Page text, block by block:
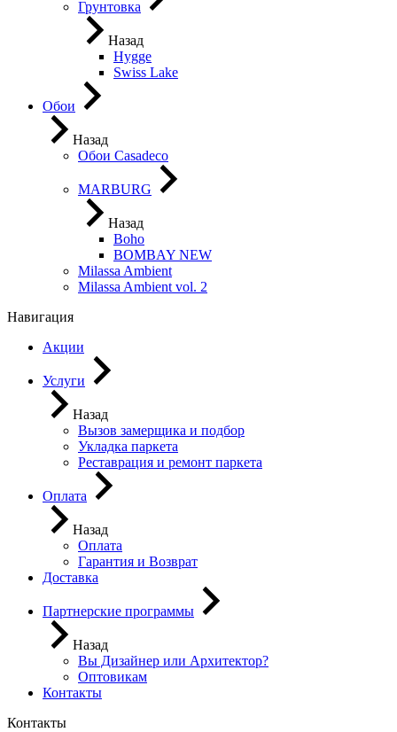
Грунтовка
Назад
Hygge
Swiss Lake
Обои
Назад
Обои Casadeco
MARBURG
Назад
Boho
BOMBAY NEW
Milassa Ambient
Milassa Ambient vol. 2
Навигация
Акции
Услуги
Назад
Вызов замерщика и подбор
Укладка паркета
Реставрация и ремонт паркета
Оплата
Назад
Оплата
Гарантия и Возврат
Доставка
Партнерские программы
Назад
Вы Дизайнер или Архитектор?
Оптовикам
Контакты
Контакты